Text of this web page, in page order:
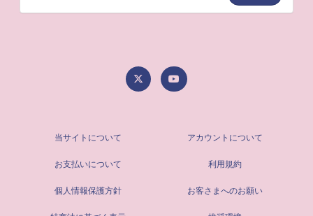
当サイトについて アカウントについて
お支払いについて 利用規約
個人情報保護方針 お客さまへのお願い